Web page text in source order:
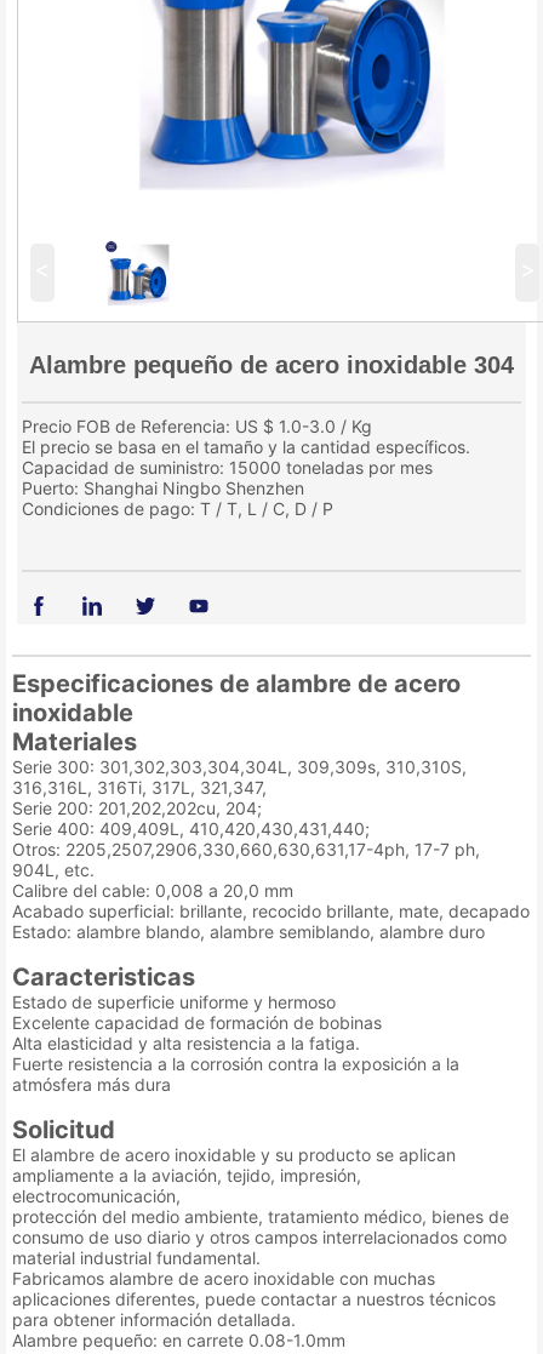
Alambre pequeño de acero inoxidable 304
Precio FOB de Referencia: US $ 1.0-3.0 / Kg
El precio se basa en el tamaño y la cantidad específicos.
Capacidad de suministro: 15000 toneladas por mes
Puerto: Shanghai Ningbo Shenzhen
Condiciones de pago: T / T, L / C, D / P
Especificaciones de alambre de acero
inoxidable
Materiales
Serie 300: 301,302,303,304,304L, 309,309s, 310,310S,
316,316L, 316Ti, 317L, 321,347,
Serie 200: 201,202,202cu, 204;
Serie 400: 409,409L, 410,420,430,431,440;
Otros: 2205,2507,2906,330,660,630,631,17-4ph, 17-7 ph,
904L, etc.
Calibre del cable: 0,008 a 20,0 mm
Acabado superficial: brillante, recocido brillante, mate, decapado
Estado: alambre blando, alambre semiblando, alambre duro
Caracteristicas
Estado de superficie uniforme y hermoso
Excelente capacidad de formación de bobinas
Alta elasticidad y alta resistencia a la fatiga.
Fuerte resistencia a la corrosión contra la exposición a la
atmósfera más dura
Solicitud
El alambre de acero inoxidable y su producto se aplican
ampliamente a la aviación, tejido, impresión,
electrocomunicación,
protección del medio ambiente, tratamiento médico, bienes de
consumo de uso diario y otros campos interrelacionados como
material industrial fundamental.
Fabricamos alambre de acero inoxidable con muchas
aplicaciones diferentes, puede contactar a nuestros técnicos
para obtener información detallada.
Alambre pequeño: en carrete 0.08-1.0mm